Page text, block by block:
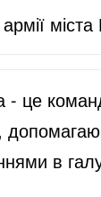
це
в